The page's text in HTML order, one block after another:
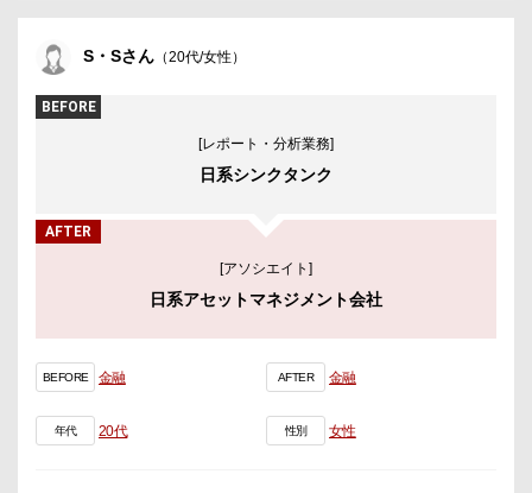
S・Sさん （20代/女性）
BEFORE
[レポート・分析業務]
日系シンクタンク
AFTER
[アソシエイト]
日系アセットマネジメント会社
BEFORE 金融 AFTER 金融
年代 20代 性別 女性